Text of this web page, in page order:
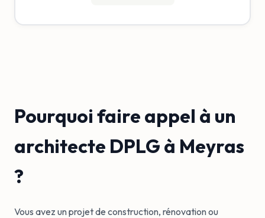
Pourquoi faire appel à un
architecte DPLG à Meyras
?
Vous avez un projet de construction, rénovation ou